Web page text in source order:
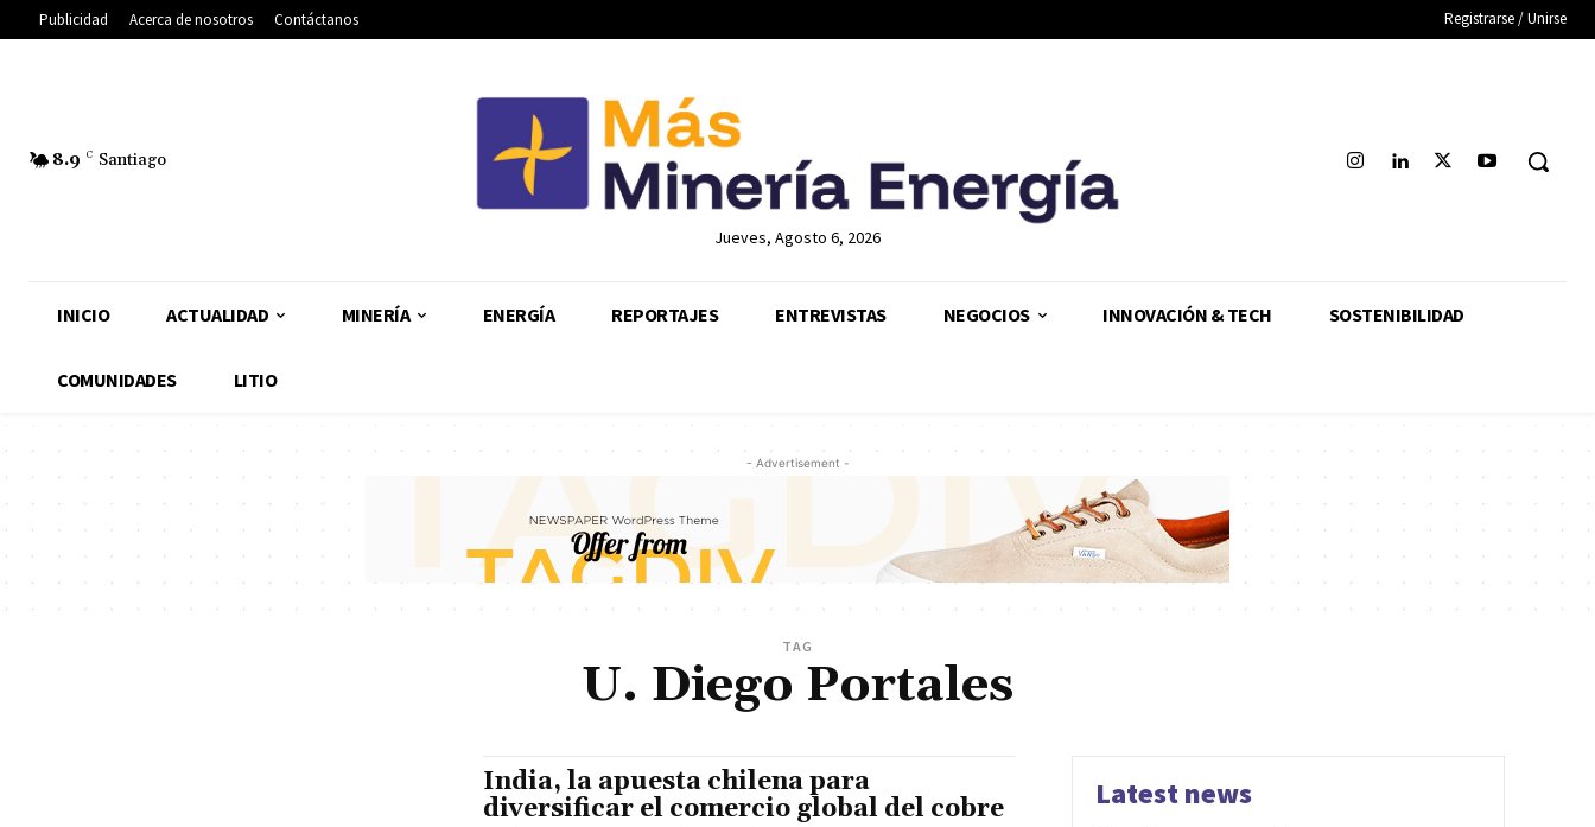
Publicidad Acerca de nosotros Contáctanos Registrarse / Unirse
8.9 C Santiago
Jueves, Agosto 6, 2026
INICIO ACTUALIDAD MINERÍA ENERGÍA REPORTAJES ENTREVISTAS NEGOCIOS INNOVACIÓN & TECH SOSTENIBILIDAD
COMUNIDADES LITIO
- Advertisement -
TAG
U. Diego Portales
India, la apuesta chilena para
diversificar el comercio global del cobre
Latest news